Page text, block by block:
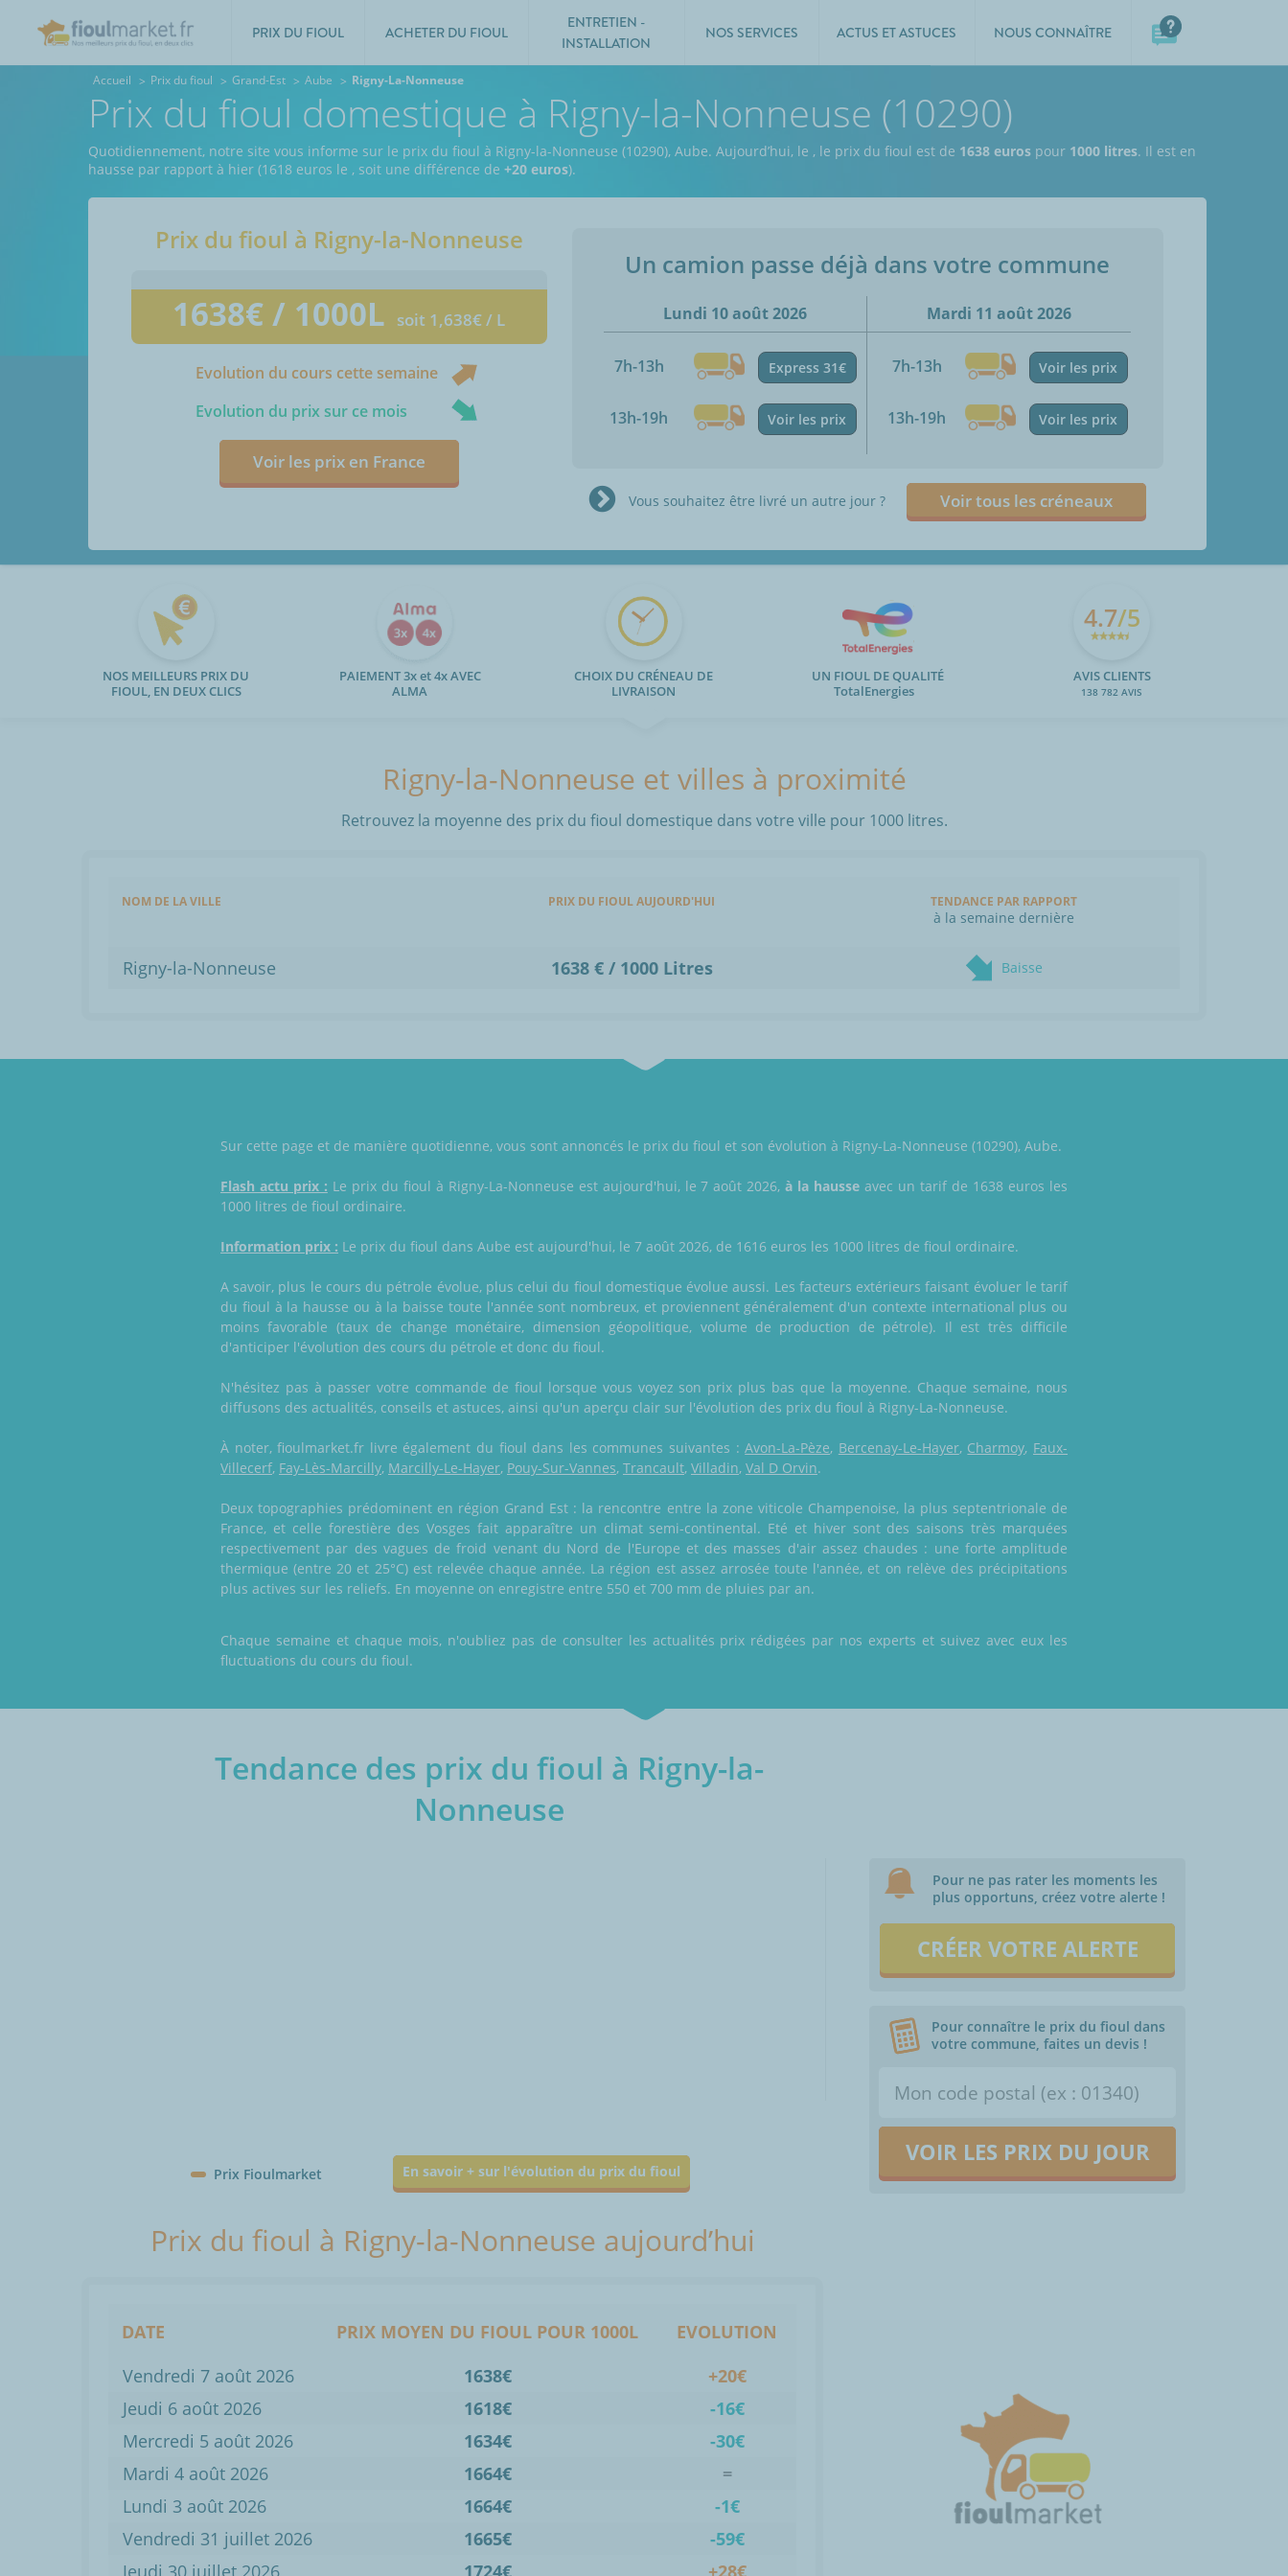
PRIX DU FIOUL ACHETER DU FIOUL
ENTRETIEN -
INSTALLATION
NOS SERVICES ACTUS ET ASTUCES NOUS CONNAÎTRE
Accueil Prix du fioul Grand-Est Aube Rigny-La-Nonneuse
Prix du fioul domestique à Rigny-la-Nonneuse (10290)
Quotidiennement, notre site vous informe sur le prix du fioul à Rigny-la-Nonneuse (10290), Aube. Aujourd’hui, le , le prix du fioul est de 1638 euros pour 1000 litres. Il est en
hausse par rapport à hier (1618 euros le , soit une différence de +20 euros).
Prix du fioul à Rigny-la-Nonneuse
1638€ / 1000L soit 1,638€ / L
Evolution du cours cette semaine
Evolution du prix sur ce mois
Voir les prix en France
Un camion passe déjà dans votre commune
Lundi 10 août 2026
7h-13h Express 31€
13h-19h Voir les prix
Mardi 11 août 2026
7h-13h Voir les prix
13h-19h Voir les prix
Vous souhaitez être livré un autre jour ? Voir tous les créneaux
NOS MEILLEURS PRIX DU
FIOUL, EN DEUX CLICS
PAIEMENT 3x et 4x AVEC
ALMA
CHOIX DU CRÉNEAU DE
LIVRAISON
UN FIOUL DE QUALITÉ
TotalEnergies
4.7/5
AVIS CLIENTS
138 782 AVIS
Rigny-la-Nonneuse et villes à proximité
Retrouvez la moyenne des prix du fioul domestique dans votre ville pour 1000 litres.
NOM DE LA VILLE PRIX DU FIOUL AUJOURD'HUI TENDANCE PAR RAPPORT
à la semaine dernière
Rigny-la-Nonneuse 1638 € / 1000 Litres Baisse
Sur cette page et de manière quotidienne, vous sont annoncés le prix du fioul et son évolution à Rigny-La-Nonneuse (10290), Aube.
Flash actu prix : Le prix du fioul à Rigny-La-Nonneuse est aujourd'hui, le 7 août 2026,à la hausse avec un tarif de 1638 euros les
1000 litres de fioul ordinaire.
Information prix : Le prix du fioul dans Aube est aujourd'hui, le 7 août 2026, de 1616 euros les 1000 litres de fioul ordinaire.
A savoir, plus le cours du pétrole évolue, plus celui du fioul domestique évolue aussi. Les facteurs extérieurs faisant évoluer le tarif
du fioul à la hausse ou à la baisse toute l'année sont nombreux, et proviennent généralement d'un contexte international plus ou
moins favorable (taux de change monétaire, dimension géopolitique, volume de production de pétrole). Il est très difficile
d'anticiper l'évolution des cours du pétrole et donc du fioul.
N'hésitez pas à passer votre commande de fioul lorsque vous voyez son prix plus bas que la moyenne. Chaque semaine, nous
diffusons des actualités, conseils et astuces, ainsi qu'un aperçu clair sur l'évolution des prix du fioul à Rigny-La-Nonneuse.
À noter, fioulmarket.fr livre également du fioul dans les communes suivantes :Avon-La-Pèze, Bercenay-Le-Hayer, Charmoy, Faux-
Villecerf, Fay-Lès-Marcilly, Marcilly-Le-Hayer, Pouy-Sur-Vannes, Trancault, Villadin, Val D Orvin.
Deux topographies prédominent en région Grand Est : la rencontre entre la zone viticole Champenoise, la plus septentrionale de
France, et celle forestière des Vosges fait apparaître un climat semi-continental. Eté et hiver sont des saisons très marquées
respectivement par des vagues de froid venant du Nord de l'Europe et des masses d'air assez chaudes : une forte amplitude
thermique (entre 20 et 25°C) est relevée chaque année. La région est assez arrosée toute l'année, et on relève des précipitations
plus actives sur les reliefs. En moyenne on enregistre entre 550 et 700 mm de pluies par an.
Chaque semaine et chaque mois, n'oubliez pas de consulter les actualités prix rédigées par nos experts et suivez avec eux les
fluctuations du cours du fioul.
Tendance des prix du fioul à Rigny-la-
Nonneuse
Prix Fioulmarket En savoir + sur l'évolution du prix du fioul
Pour ne pas rater les moments les
plus opportuns, créez votre alerte !
CRÉER VOTRE ALERTE
Pour connaître le prix du fioul dans
votre commune, faites un devis !
VOIR LES PRIX DU JOUR
Prix du fioul à Rigny-la-Nonneuse aujourd’hui
DATE PRIX MOYEN DU FIOUL POUR 1000L
EVOLUTION
Vendredi 7 août 2026
1638€
+20€
Jeudi 6 août 2026
1618€
-16€
Mercredi 5 août 2026
1634€
-30€
Mardi 4 août 2026
1664€
=
Lundi 3 août 2026
1664€
-1€
Vendredi 31 juillet 2026
1665€
-59€